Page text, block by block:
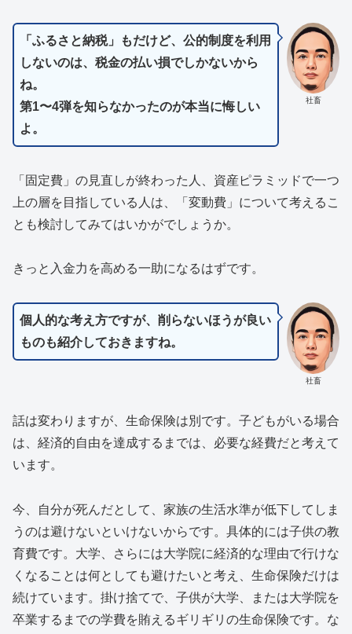
社畜
「ふるさと納税」もだけど、公的制度を利用
しないのは、税金の払い損でしかないから
ね。
第1〜4弾を知らなかったのが本当に悔しい
よ。
「固定費」の見直しが終わった人、資産ピラミッドで一つ
上の層を目指している人は、「変動費」について考えるこ
とも検討してみてはいかがでしょうか。
きっと入金力を高める一助になるはずです。
社畜
個人的な考え方ですが、削らないほうが良い
ものも紹介しておきますね。
話は変わりますが、生命保険は別です。子どもがいる場合
は、経済的自由を達成するまでは、必要な経費だと考えて
います。
今、自分が死んだとして、家族の生活水準が低下してしま
うのは避けないといけないからです。具体的には子供の教
育費です。大学、さらには大学院に経済的な理由で行けな
くなることは何としても避けたいと考え、生命保険だけは
続けています。掛け捨てで、子供が大学、または大学院を
卒業するまでの学費を賄えるギリギリの生命保険です。な